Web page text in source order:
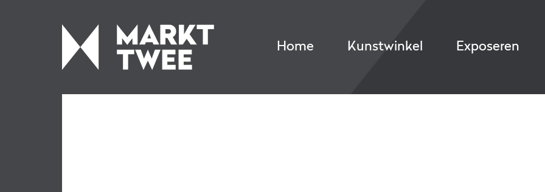
Home Kunstwinkel Exposeren